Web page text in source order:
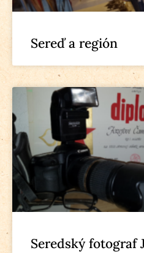
Sereď a región
Seredský fotograf